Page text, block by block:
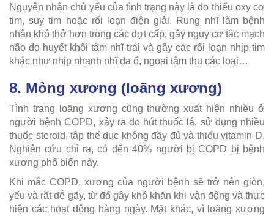
Nguyên nhân chủ yếu của tình trạng này là do thiếu oxy cơ
tim, suy tim hoặc rối loạn điện giải. Rung nhĩ làm bệnh
nhân khó thở hơn trong các đợt cấp, gây nguy cơ tắc mạch
não do huyết khối tâm nhĩ trái và gây các rối loạn nhịp tim
khác như nhịp nhanh nhĩ đa ổ, ngoại tâm thu các loại…
8. Mỏng xương (loãng xương)
Tình trạng loãng xương cũng thường xuất hiện nhiều ở
người bệnh COPD, xảy ra do hút thuốc lá, sử dụng nhiều
thuốc steroid, tập thể dục không đầy đủ và thiếu vitamin D.
Nghiên cứu chỉ ra, có đến 40% người bị COPD bị bệnh
xương phổ biến này.
Khi mắc COPD, xương của người bệnh sẽ trở nên giòn,
yếu và rất dễ gãy, từ đó gây khó khăn khi vận động và thực
hiện các hoạt động hàng ngày. Mặt khác, vì loãng xương